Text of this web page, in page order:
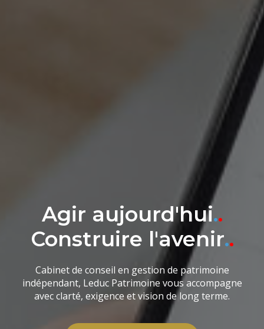
Agir aujourd'hui..
Construire l'avenir..
Cabinet de conseil en gestion de patrimoine
indépendant, Leduc Patrimoine vous accompagne
avec clarté, exigence et vision de long terme.